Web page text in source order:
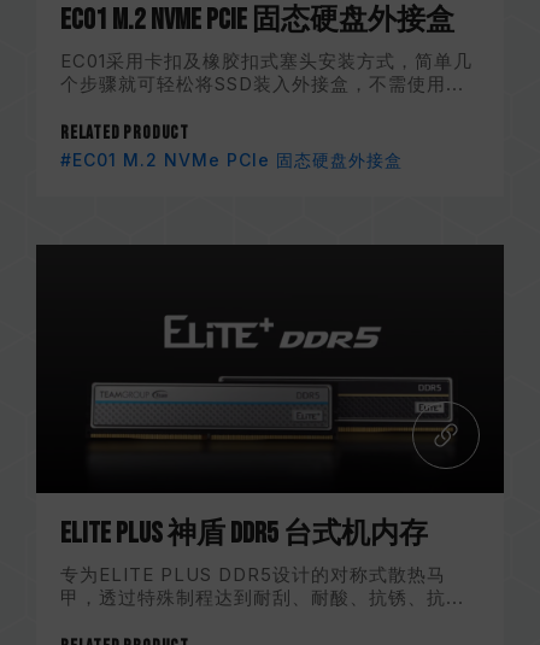
EC01 M.2 NVMe PCIe 固态硬盘外接盒
EC01采用卡扣及橡胶扣式塞头安装方式，简单几
个步骤就可轻松将SSD装入外接盒，不需使用...
Related Product
#EC01 M.2 NVMe PCIe 固态硬盘外接盒
ELITE PLUS 神盾 DDR5 台式机内存
专为ELITE PLUS DDR5设计的对称式散热马
甲，透过特殊制程达到耐刮、耐酸、抗锈、抗...